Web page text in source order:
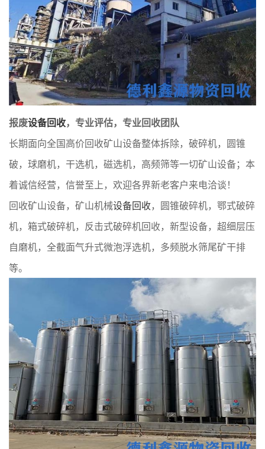
报废设备回收，专业评估，专业回收团队
长期面向全国高价回收矿山设备整体拆除，破碎机，圆锥
破，球磨机，干选机，磁选机，高频筛等一切矿山设备；本
着诚信经营，信誉至上，欢迎各界新老客户来电洽谈！
回收矿山设备，矿山机械设备回收，圆锥破碎机，鄂式破碎
机，箱式破碎机，反击式破碎机回收，新型设备，超细层压
自磨机，全截面气升式微泡浮选机，多频脱水筛尾矿干排
等。